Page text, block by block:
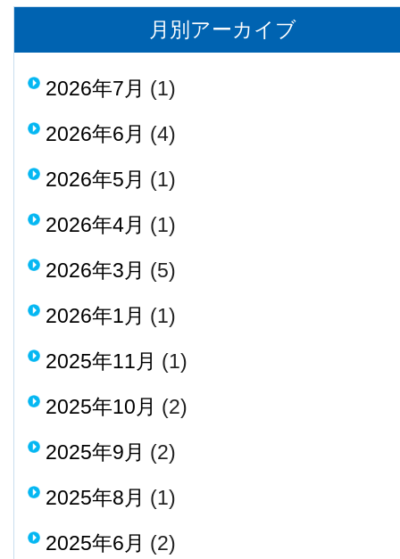
月別アーカイブ
2026年7月 (1)
2026年6月 (4)
2026年5月 (1)
2026年4月 (1)
2026年3月 (5)
2026年1月 (1)
2025年11月 (1)
2025年10月 (2)
2025年9月 (2)
2025年8月 (1)
2025年6月 (2)